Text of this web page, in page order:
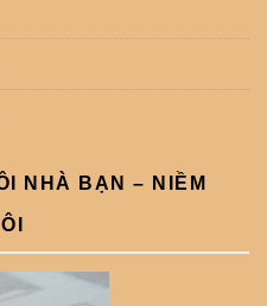
NHÀ BẠN – NIỀM